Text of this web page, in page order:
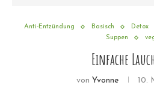
Anti-Entzündung Basisch Detox
Suppen
Einfache
von Yvonne 10.